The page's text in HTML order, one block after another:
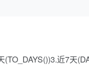
近7天